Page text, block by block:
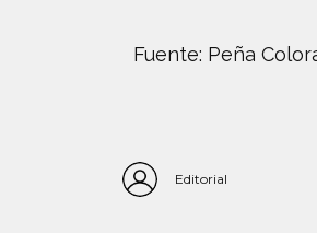
Fuente: Peña
Editorial